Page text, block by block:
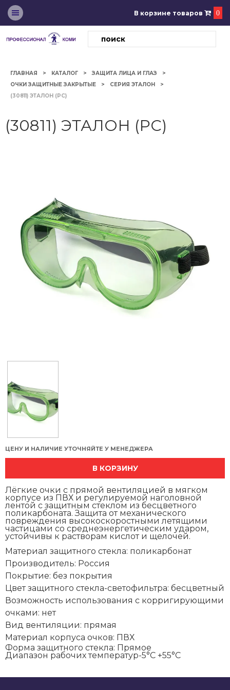
В корзине товаров 0
ГЛАВНАЯ КАТАЛОГ
ЗАЩИТА ЛИЦА И ГЛАЗ
ОЧКИ ЗАЩИТНЫЕ ЗАКРЫТЫЕ
СЕРИЯ ЭТАЛОН
(30811) ЭТАЛОН (PC)
(30811) ЭТАЛОН (PC)
ЦЕНУ И НАЛИЧИЕ УТОЧНЯЙТЕ У МЕНЕДЖЕРА
В КОРЗИНУ
Лёгкие очки с прямой вентиляцией в мягком
корпусе из ПВХ и регулируемой наголовной
лентой с защитным стеклом из бесцветного
поликарбоната. Защита от механического
повреждения высокоскоростными летящими
частицами со среднеэнергетическим ударом,
устойчивы к растворам кислот и щелочей.
Материал защитного стекла: поликарбонат
Производитель: Россия
Покрытие: без покрытия
Цвет защитного стекла-светофильтра: бесцветный
Возможность использования с корригирующими
очками: нет
Вид вентиляции: прямая
Материал корпуса очков: ПВХ
Форма защитного стекла: Прямое
Диапазон рабочих температур-5°C +55°C